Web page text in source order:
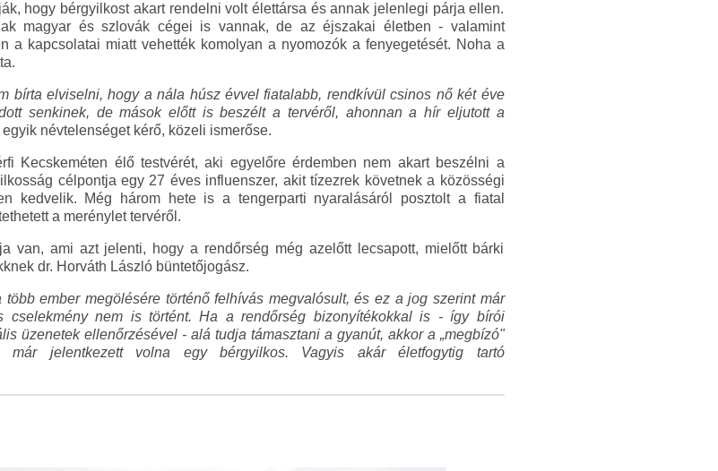
hogy bérgyilkost akart rendelni volt élettársa és annak jelenlegi párja ellen.
magyar és szlovák cégei is vannak, de az éjszakai életben - valamint
a kapcsolatai miatt vehették komolyan a nyomozók a fenyegetését. Noha a
bírta elviselni, hogy a nála húsz évvel fiatalabb, rendkívül csinos nő két éve
senkinek, de mások előtt is beszélt a tervéről, ahonnan a hír eljutott a
névtelenséget kérő, közeli ismerőse.
Kecskeméten élő testvérét, aki egyelőre érdemben nem akart beszélni a
célpontja egy 27 éves influenszer, akit tízezrek követnek a közösségi
kedvelik. Még három hete is a tengerparti nyaralásáról posztolt a fiatal
a merénylet tervéről.
van, ami azt jelenti, hogy a rendőrség még azelőtt lecsapott, mielőtt bárki
dr. Horváth László büntetőjogász.
ember megölésére történő felhívás megvalósult, és ez a jog szerint már
cselekmény nem is történt. Ha a rendőrség bizonyítékokkal is - így bírói
üzenetek ellenőrzésével - alá tudja támasztani a gyanút, akkor a „megbízó"
jelentkezett volna egy bérgyilkos. Vagyis akár életfogytig tartó